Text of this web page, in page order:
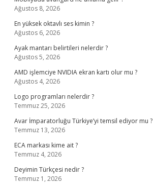
Ağustos 8, 2026
En yüksek oktavlı ses kimin ?
Ağustos 6, 2026
Ayak mantarı belirtileri nelerdir ?
Ağustos 5, 2026
AMD işlemciye NVIDIA ekran kartı olur mu ?
Ağustos 4, 2026
Logo programları nelerdir ?
Temmuz 25, 2026
Avar İmparatorluğu Türkiye’yi temsil ediyor mu ?
Temmuz 13, 2026
ECA markası kime ait ?
Temmuz 4, 2026
Deyimin Türkçesi nedir ?
Temmuz 1, 2026